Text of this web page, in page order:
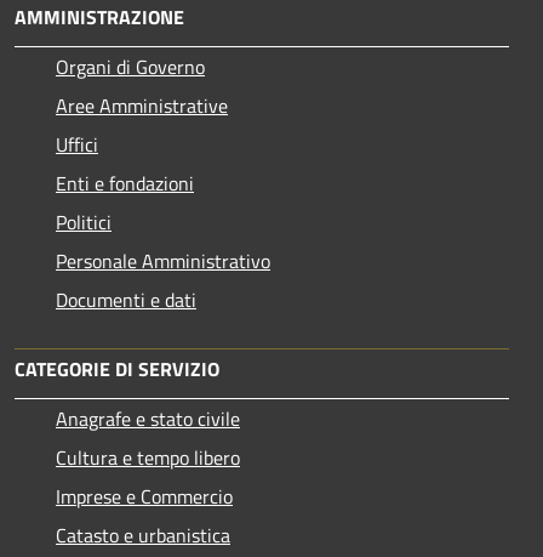
AMMINISTRAZIONE
Organi di Governo
Aree Amministrative
Uffici
Enti e fondazioni
Politici
Personale Amministrativo
Documenti e dati
CATEGORIE DI SERVIZIO
Anagrafe e stato civile
Cultura e tempo libero
Imprese e Commercio
Catasto e urbanistica